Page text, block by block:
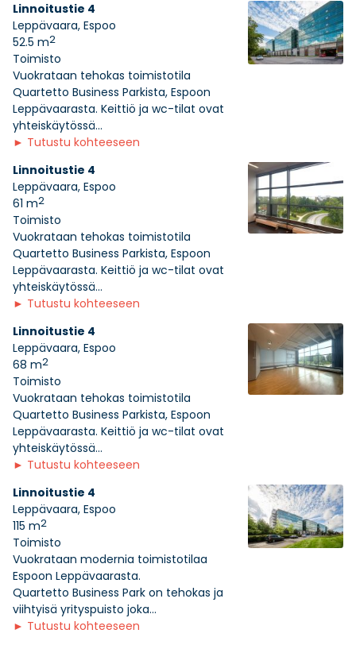
Linnoitustie 4
Leppävaara, Espoo
52.5 m2
Toimisto
Vuokrataan tehokas toimistotila
Quartetto Business Parkista, Espoon
Leppävaarasta. Keittiö ja wc-tilat ovat
yhteiskäytössä...
► Tutustu kohteeseen
Linnoitustie 4
Leppävaara, Espoo
61 m2
Toimisto
Vuokrataan tehokas toimistotila
Quartetto Business Parkista, Espoon
Leppävaarasta. Keittiö ja wc-tilat ovat
yhteiskäytössä...
► Tutustu kohteeseen
Linnoitustie 4
Leppävaara, Espoo
68 m2
Toimisto
Vuokrataan tehokas toimistotila
Quartetto Business Parkista, Espoon
Leppävaarasta. Keittiö ja wc-tilat ovat
yhteiskäytössä...
► Tutustu kohteeseen
Linnoitustie 4
Leppävaara, Espoo
115 m2
Toimisto
Vuokrataan modernia toimistotilaa
Espoon Leppävaarasta.
Quartetto Business Park on tehokas ja
viihtyisä yrityspuisto joka...
► Tutustu kohteeseen